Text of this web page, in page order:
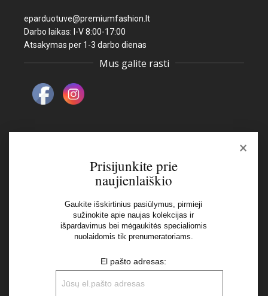
eparduotuve@premiumfashion.lt
Darbo laikas: I-V 8:00-17:00
Atsakymas per 1-3 darbo dienas
Mus galite rasti
Naujienlaiškis
Aš perskaičiau ir sutinku su Privatumo Politikos
×
Prisijunkite prie
naujienlaiškio
Gaukite išskirtinius pasiūlymus, pirmieji
sužinokite apie naujas kolekcijas ir
išpardavimus bei mėgaukitės specialiomis
nuolaidomis tik prenumeratoriams.
El pašto adresas: